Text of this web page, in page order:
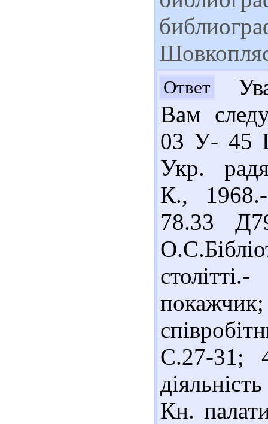
Ответ
Вам
03 У- 45
Укр.
К.,
78.33
С.27-31;
Кн.